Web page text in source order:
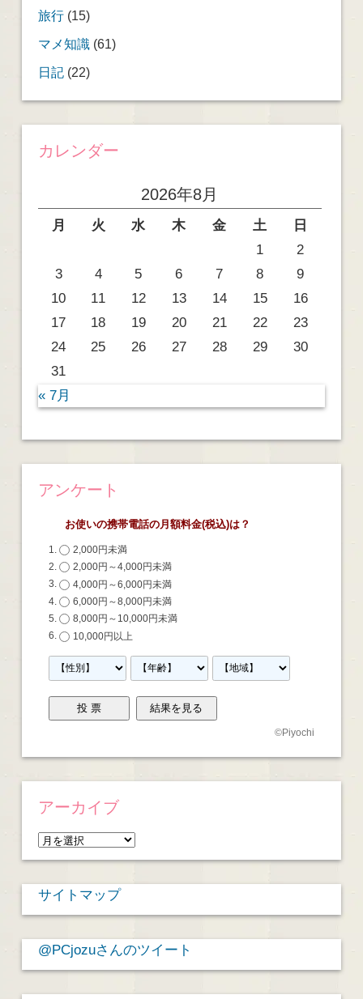
旅行(15)
マメ知識(61)
日記(22)
カレンダー
2026年8月
月 火 水 木 金 土
日
1
2
3
4 5 6 7 8
9
10
11 12 13 14 15
16
17
18 19 20 21 22
23
24
25 26 27 28 29
30
31
« 7月
アンケート
お使いの携帯電話の月額料金(税込)は？
2,000円未満
2,000円～4,000円未満
4,000円～6,000円未満
6,000円～8,000円未満
8,000円～10,000円未満
10,000円以上
©Piyochi
アーカイブ
ア
ー
カ
イ
サイトマップ
@PCjozuさんのツイート